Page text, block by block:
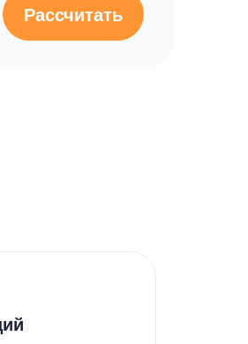
Рассчитать